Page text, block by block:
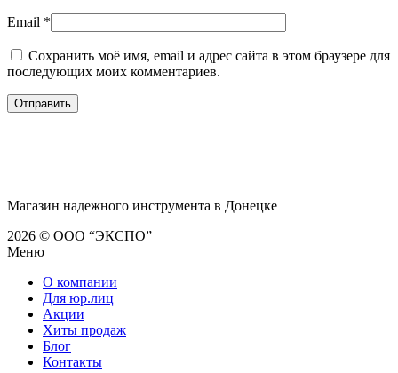
Email *
Сохранить моё имя, email и адрес сайта в этом браузере для
последующих моих комментариев.
Магазин надежного инструмента в Донецке
2026 © ООО “ЭКСПО”
Меню
О компании
Для юр.лиц
Акции
Хиты продаж
Блог
Контакты